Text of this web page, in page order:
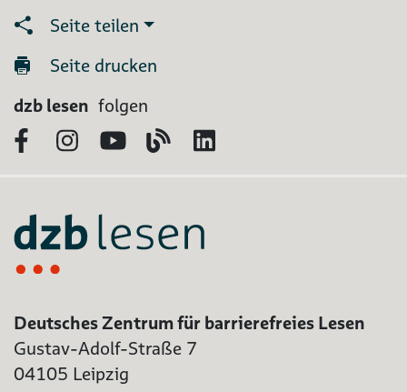
Seite teilen
Seite drucken
dzb lesen folgen
FacebookInstagram
YouTubeBlog
Deutsches Zentrum für barrierefreies Lesen
Gustav-Adolf-Straße 7
04105 Leipzig